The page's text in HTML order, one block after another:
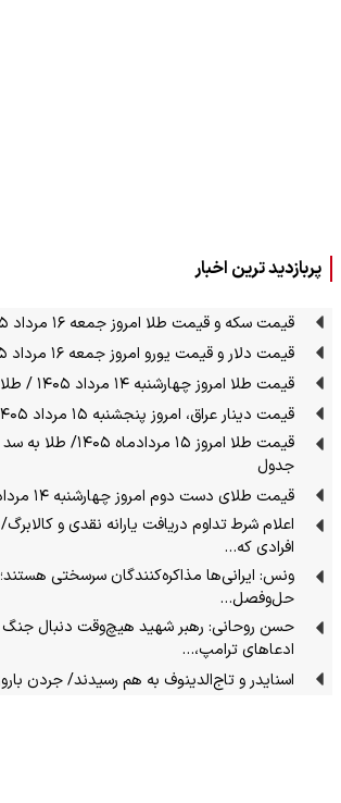
پربازدید ترین اخبار
قیمت سکه و قیمت طلا امروز جمعه ۱۶ مرداد ۱۴۰۵ + جدول
قیمت دلار و قیمت یورو امروز جمعه ۱۶ مرداد ۱۴۰۵ + جدول
قیمت طلا امروز چهارشنبه ۱۴ مرداد ۱۴۰۵ / طلای ۱۸ عیار امروز چند؟
قیمت دینار عراق، امروز پنجشنبه ۱۵ مرداد ۱۴۰۵
قیمت طلا امروز ۱۵
جدول
قیمت طلای دست دوم امروز چهارشنبه ۱۴ مرداد ۱۴۰۵
اعلام شرط تداوم دریافت یارانه نقدی و
افرادی که…
ونس: ایرانی‌ها مذاکره‌کنندگان سرسختی
حل‌وفصل…
حسن روحانی: رهبر شهید هیچ‌وقت دنبال جنگ
ادعاهای ترامپ،…
اسنایدر و تاج‌الدینوف به هم رسیدند/ جردن